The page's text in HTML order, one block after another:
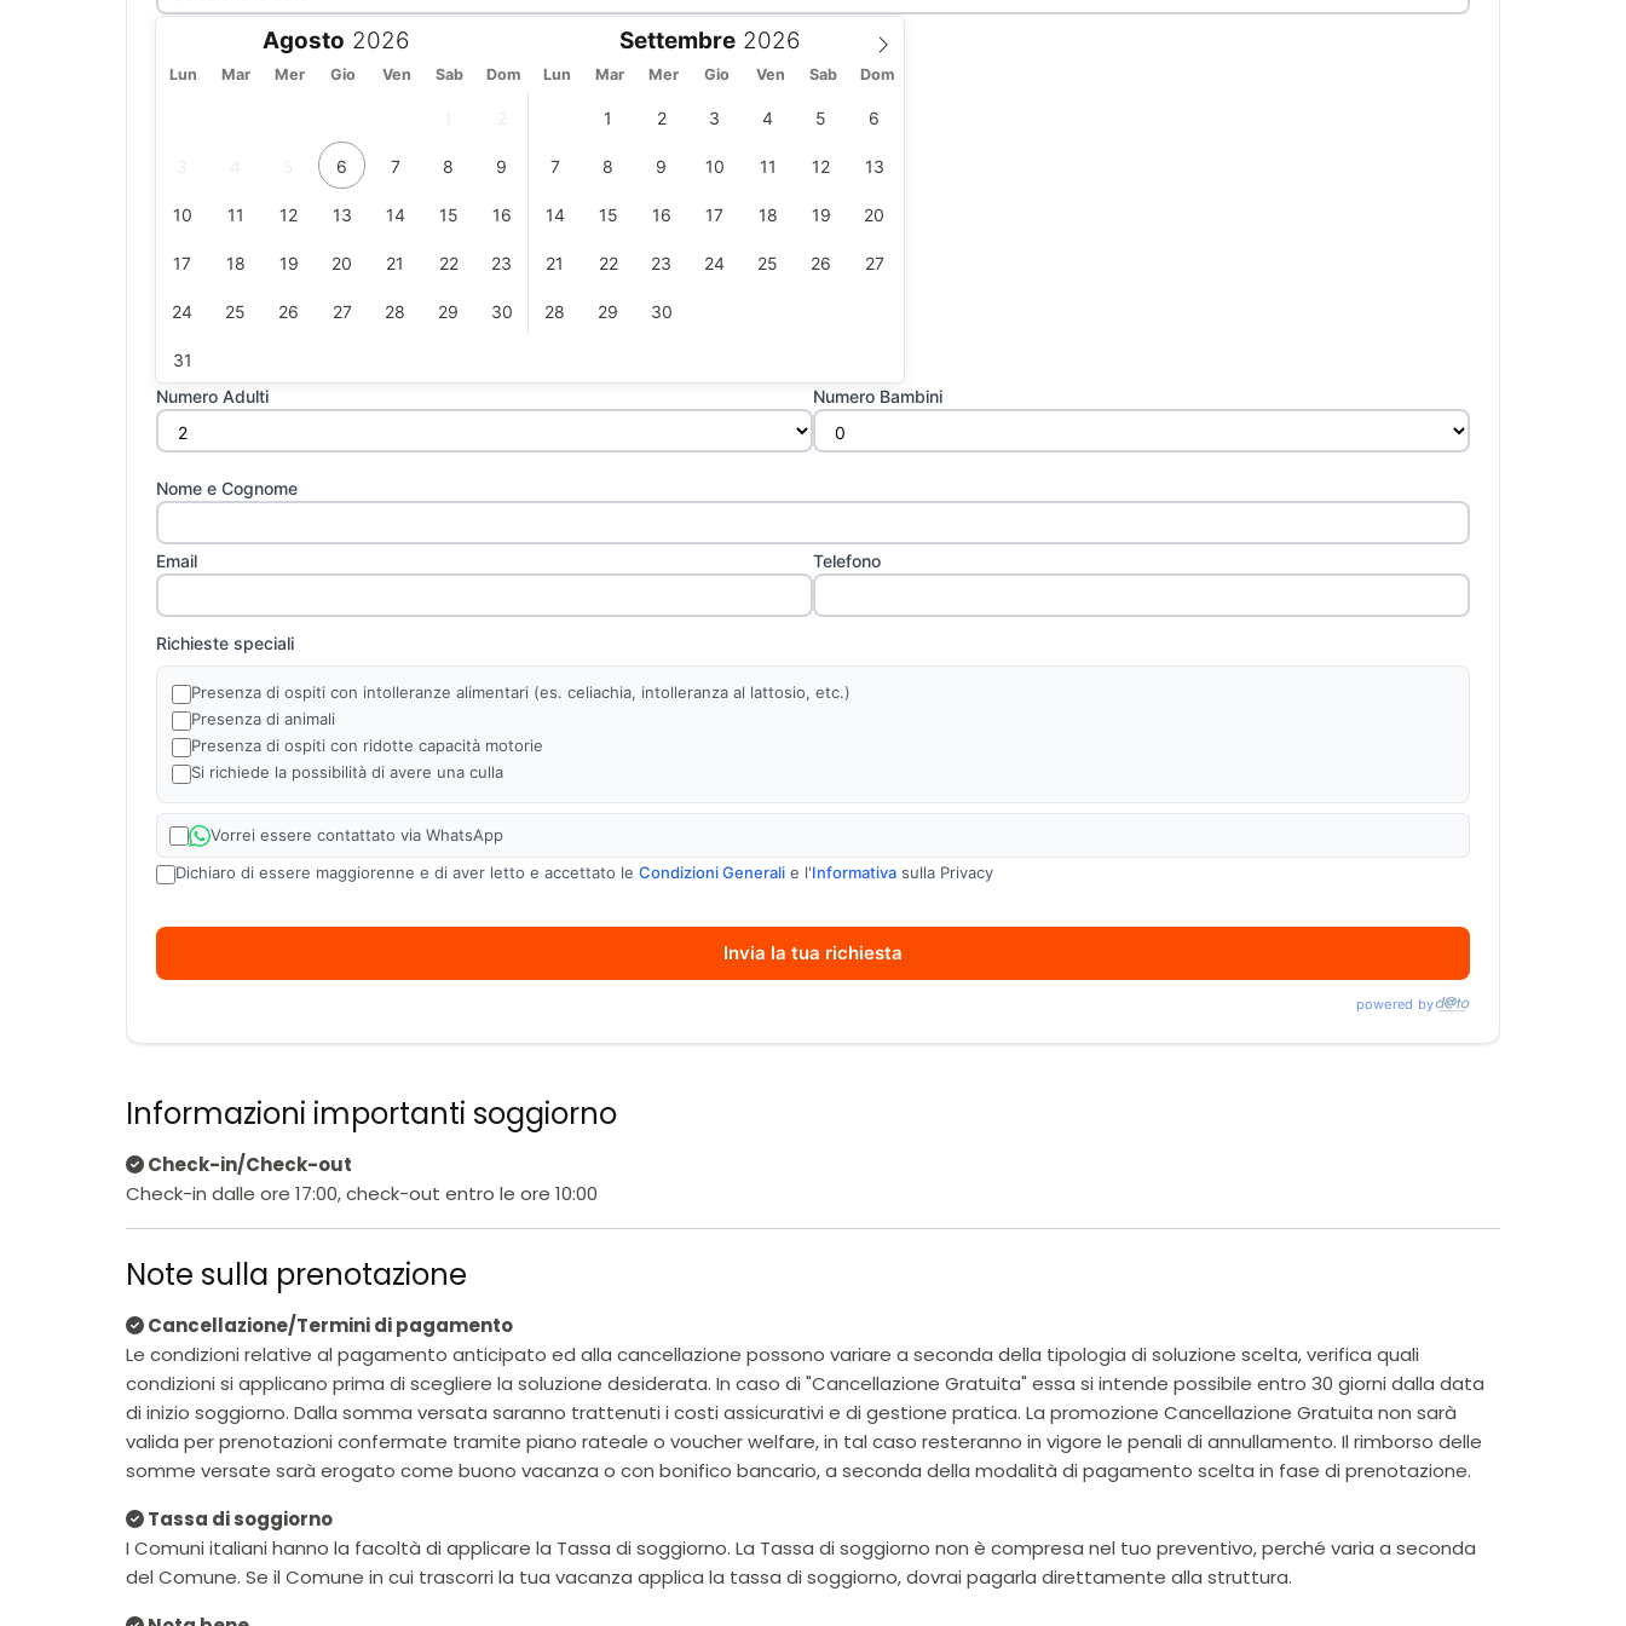
Agosto Settembre
Lun Mar Mer Gio Ven Sab Dom Lun Mar Mer Gio Ven Sab Dom
6 7 8 9
10 11 12 13 14 15 16
17 18 19 20 21 22 23
24 25 26 27 28 29 30
31
1 2 3 4 5 6
7 8 9 10 11 12 13
14 15 16 17 18 19 20
21 22 23 24 25 26 27
28 29 30
Numero Adulti Numero Bambini
Nome e Cognome
Email Telefono
Richieste speciali
Presenza di ospiti con intolleranze alimentari (es. celiachia, intolleranza al lattosio, etc.)
Presenza di animali
Presenza di ospiti con ridotte capacità motorie
Si richiede la possibilità di avere una culla
Vorrei essere contattato via WhatsApp
Dichiaro di essere maggiorenne e di aver letto e accettato le Condizioni Generali e l'Informativa sulla Privacy
Invia la tua richiesta
powered by
Informazioni importanti soggiorno
Check-in/Check-out
Check-in dalle ore 17:00, check-out entro le ore 10:00
Note sulla prenotazione
Cancellazione/Termini di pagamento
Le condizioni relative al pagamento anticipato ed alla cancellazione possono variare a seconda della tipologia di soluzione scelta, verifica quali
condizioni si applicano prima di scegliere la soluzione desiderata. In caso di "Cancellazione Gratuita" essa si intende possibile entro 30 giorni dalla data
di inizio soggiorno. Dalla somma versata saranno trattenuti i costi assicurativi e di gestione pratica. La promozione Cancellazione Gratuita non sarà
valida per prenotazioni confermate tramite piano rateale o voucher welfare, in tal caso resteranno in vigore le penali di annullamento. Il rimborso delle
somme versate sarà erogato come buono vacanza o con bonifico bancario, a seconda della modalità di pagamento scelta in fase di prenotazione.
Tassa di soggiorno
I Comuni italiani hanno la facoltà di applicare la Tassa di soggiorno. La Tassa di soggiorno non è compresa nel tuo preventivo, perché varia a seconda
del Comune. Se il Comune in cui trascorri la tua vacanza applica la tassa di soggiorno, dovrai pagarla direttamente alla struttura.